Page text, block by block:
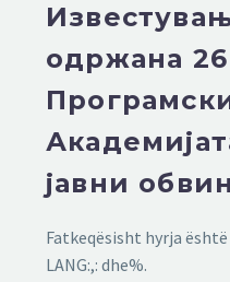
одржана
јавни
Fatkeqësisht hyrja
LANG:,: dhe%.